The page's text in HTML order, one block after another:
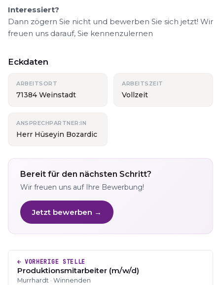
Interessiert?
Dann zögern Sie nicht und bewerben Sie sich jetzt! Wir
freuen uns darauf, Sie kennenzulernen
Eckdaten
ARBEITSORT
71384 Weinstadt
ARBEITSZEIT
Vollzeit
ANSPRECHPARTNER:IN
Herr Hüseyin Bozardic
Bereit für den nächsten Schritt?
Wir freuen uns auf Ihre Bewerbung!
Jetzt bewerben →
← VORHERIGE STELLE
Produktionsmitarbeiter (m/w/d)
Murrhardt · Winnenden